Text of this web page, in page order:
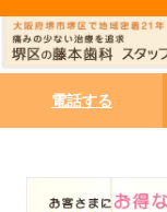
電話する